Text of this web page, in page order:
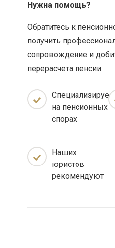
Нужна помощь?
Обратитесь к
получить
сопровождение и
перерасчета пенсии.
на пенсионных
спорах
Наших
юристов
рекомендуют